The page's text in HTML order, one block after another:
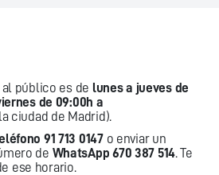
público es de lunes a jueves de
de 09:00h a
ciudad de Madrid).
91 713 0147o enviar un
de WhatsApp 670 387 514. Te
ese horario.